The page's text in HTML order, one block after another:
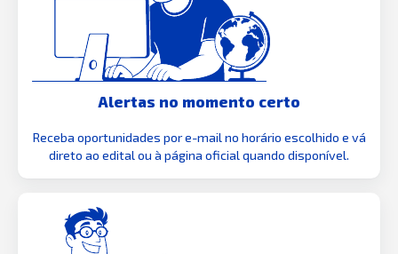
Alertas no momento certo
Receba oportunidades por e-mail no horário escolhido e vá
direto ao edital ou à página oficial quando disponível.